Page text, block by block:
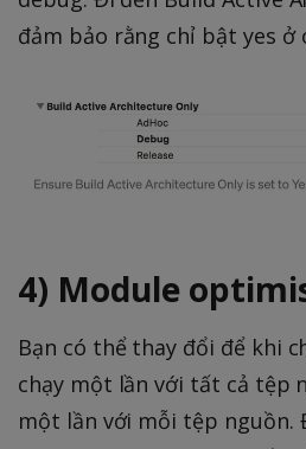
đảm bảo rằng chỉ bật yes ở
4) Module
Bạn có thể thay đổi để khi
chạy một lần với tất cả tệp
một lần với mỗi tệp